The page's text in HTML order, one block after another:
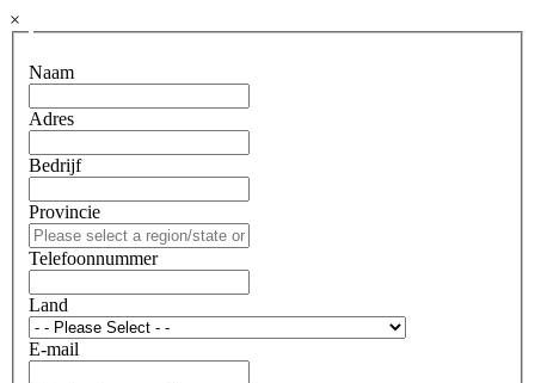
×
Naam
Adres
Bedrijf
Provincie
Telefoonnummer
Land
E-mail